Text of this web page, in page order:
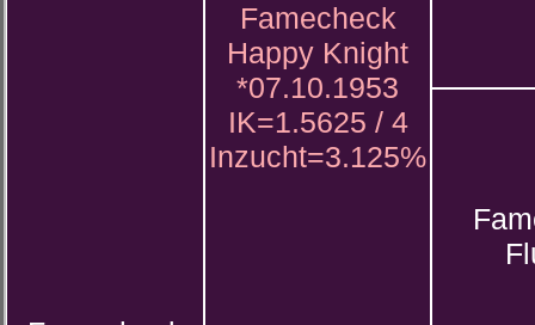
Famecheck
Happy Knight
*07.10.1953
IK=1.5625 / 4
Inzucht=3.125%